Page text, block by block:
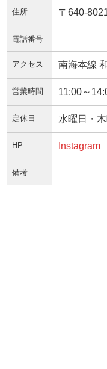
住所 〒640-
電話番号
アクセス 南海本線
営業時間 11:00～
定休日 水曜日・
HP Instagram
備考